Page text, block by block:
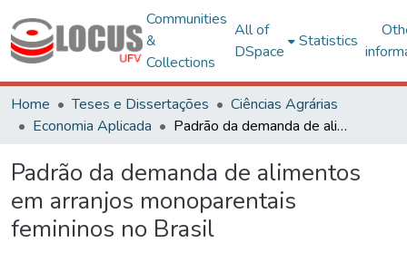
Communities
&
Collections
All of
DSpace
Statistics
Home Teses e Dissertações
Ciências Agrárias
Economia Aplicada
Padrão da demanda de alimentos em arranjos monoparentais femininos no Brasil
Padrão da demanda de alimentos
em arranjos monoparentais
femininos no Brasil